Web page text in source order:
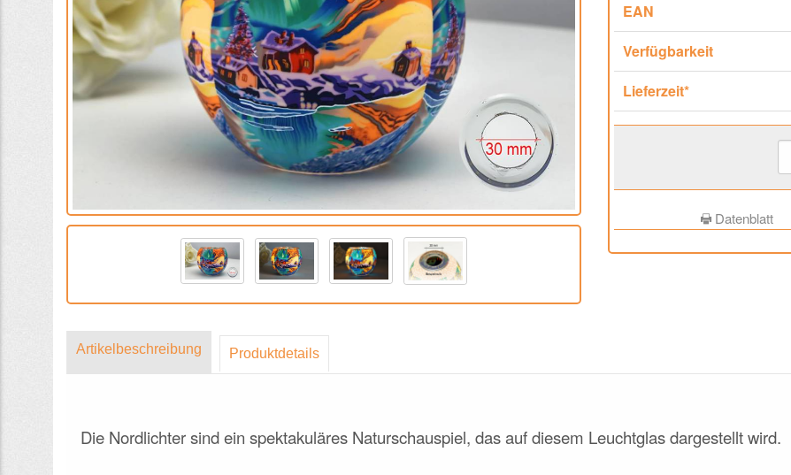
EAN
Verfügbarkeit
Lieferzeit*
Datenblatt
Artikelbeschreibung Produktdetails
Die Nordlichter sind ein spektakuläres Naturschauspiel, das auf diesem Leuchtglas dargestellt wird.